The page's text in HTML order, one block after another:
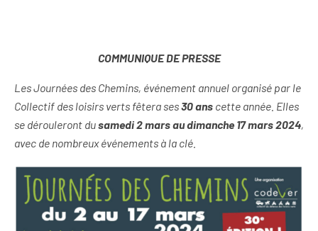
COMMUNIQUE DE PRESSE
Les Journées des Chemins, événement annuel organisé par le
Collectif des loisirs verts fêtera ses30 ans cette année. Elles
se dérouleront dusamedi 2 mars au dimanche 17 mars 2024,
avec de nombreux événements à la clé.